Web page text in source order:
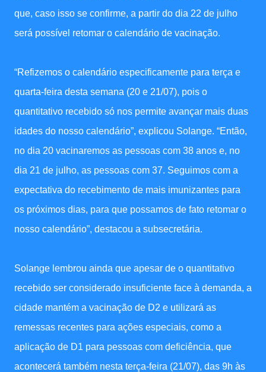
que, caso isso se confirme, a partir do dia 22 de julho
será possível retomar o calendário de vacinação.
“Refizemos o calendário especificamente para terça e
quarta-feira desta semana (20 e 21/07), pois o
quantitativo recebido só nos permite avançar mais duas
idades do nosso calendário”, explicou Solange. “Então,
no dia 20 vacinaremos as pessoas com 38 anos e, no
dia 21 de julho, as pessoas com 37. Seguimos com a
expectativa do recebimento de mais imunizantes para
os próximos dias, para que possamos de fato retomar o
nosso calendário”, destacou a subsecretária.
Solange lembrou ainda que apesar de o quantitativo
recebido ser considerado insuficiente face à demanda, a
cidade mantém a vacinação de D2 e utilizará as
remessas recentes para ações especiais, como a
aplicação de D1 para pessoas com deficiência, que
acontecerá também nesta terça-feira (21/07), das 9h às